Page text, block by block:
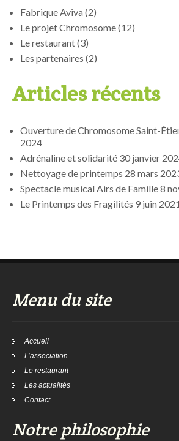
Fabrique Aviva (2)
Le projet Chromosome(12)
Le restaurant(3)
Les partenaires (2)
Articles récents
Ouverture de Chromosome Saint-
2024
Adrénaline et solidarité 30 janvier
Nettoyage de printemps 28 mars
Spectacle musical Airs de Famille8
Le Printemps des Fragilités 9 juin 2021
Menu du site
Accueil
L’association
Le restaurant
Les actualités
Contact
Notre philosophie